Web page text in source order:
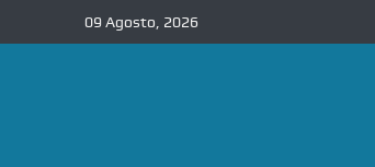
09 Agosto, 2026